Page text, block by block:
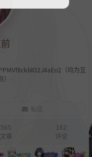
（均为互
私信
565
文章
182
评论